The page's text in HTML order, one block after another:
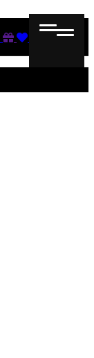
Gutscheine
Wunschliste
Warenkorb